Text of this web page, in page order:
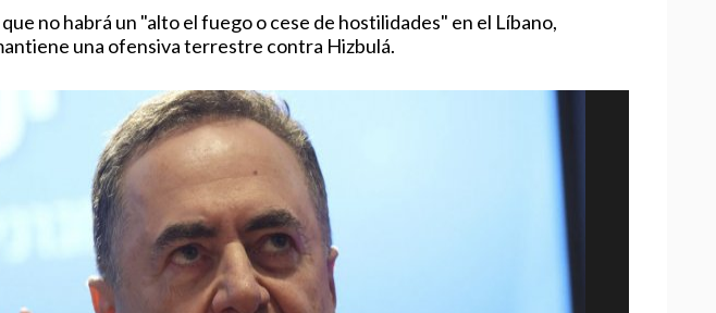
no habrá un "alto el fuego o cese de hostilidades" en el Líbano,
una ofensiva terrestre contra Hizbulá.